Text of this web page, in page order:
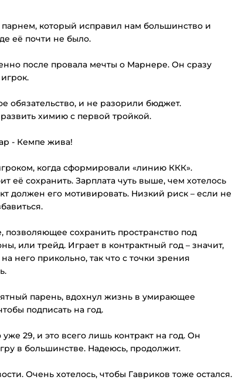
который исправил нам большинство и
её почти не было.
после провала мечты о Марнере. Он сразу
обязательство, и не разорили бюджет.
химию с первой тройкой.
- Кемпе жива!
когда сформировали «линию ККК».
её сохранить. Зарплата чуть выше, чем хотелось
должен его мотивировать. Низкий риск – если не
сохранить пространство под
или трейд. Играет в контрактный год – значит,
него прикольно, так что с точки зрения
парень, вдохнул жизнь в умирающее
подписать на год.
29, и это всего лишь контракт на год. Он
в большинстве. Надеюсь, продолжит.
Очень хотелось, чтобы Гавриков тоже остался.